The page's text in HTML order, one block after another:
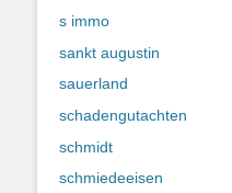
s immo
sankt augustin
sauerland
schadengutachten
schmidt
schmiedeeisen